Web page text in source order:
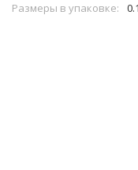
Размеры в упаковке: